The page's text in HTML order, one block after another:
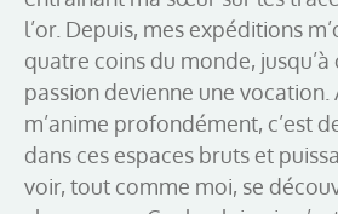
l’or. Depuis, mes expéditions
quatre coins du monde, jusqu’à
passion devienne une vocation.
m’anime profondément, c’est
dans ces espaces bruts et
voir, tout comme moi, se